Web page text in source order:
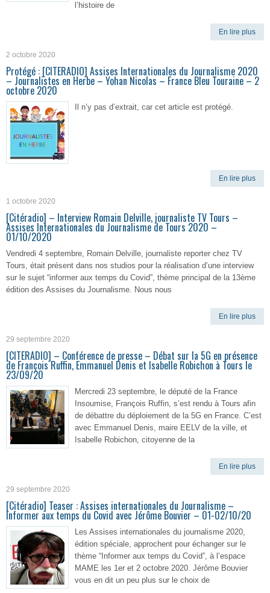
l’histoire de
En lire plus
2 octobre 2020
Protégé : [CITERADIO] Assises Internationales du Journalisme 2020
– Journalistes en Herbe – Yohan Nicolas – France Bleu Touraine – 2
octobre 2020
Il n’y pas d’extrait, car cet article est protégé.
En lire plus
1 octobre 2020
[Citéradio] – Interview Romain Delville, journaliste TV Tours –
Assises Internationales du Journalisme de Tours 2020 –
01/10/2020
Vendredi 4 septembre, Romain Delville, journaliste reporter chez TV
Tours, était présent dans nos studios pour la réalisation d’une interview
sur le sujet “informer aux temps du Covid”, thème principal de la 13ème
édition des Assises du Journalisme. Nous nous
En lire plus
29 septembre 2020
[CITERADIO] – Conférence de presse – Débat sur la 5G en présence
de François Ruffin, Emmanuel Denis et Isabelle Robichon à Tours le
23/09/20
Mercredi 23 septembre, le député de la France
Insoumise, François Ruffin, s’est rendu à Tours afin
de débattre du déploiement de la 5G en France. C’est
avec Emmanuel Denis, maire EELV de la ville, et
Isabelle Robichon, citoyenne de la
En lire plus
29 septembre 2020
[Citéradio] Teaser : Assises internationales du Journalisme –
Informer aux temps du Covid avec Jérôme Bouvier – 01-02/10/20
Les Assises internationales du journalisme 2020,
édition spéciale, approchent pour échanger sur le
thème “Informer aux temps du Covid”, à l’espace
MAME les 1er et 2 octobre 2020. Jérôme Bouvier
vous en dit un peu plus sur le choix de